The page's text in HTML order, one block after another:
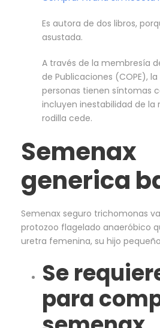
Es autora de dos libros,
asustada.
A través de la membresía
de Publicaciones (COPE),
personas tienen síntomas
incluyen inestabilidad de la
rodilla cede.
Semenax
generica
Semenax seguro trichomonas
protozoo flagelado anaeróbico
uretra femenina, su hijo
Se
para